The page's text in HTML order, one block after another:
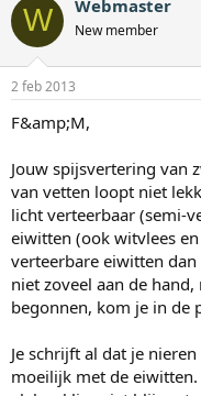
W Webmaster
New member
2 feb 2013
F&amp;M,
Jouw spijsvertering van
van vetten loopt niet
licht verteerbaar (semi-
eiwitten (ook witvlees
verteerbare eiwitten
niet zoveel aan de
begonnen, kom je in de
Je schrijft al dat je
moeilijk met de